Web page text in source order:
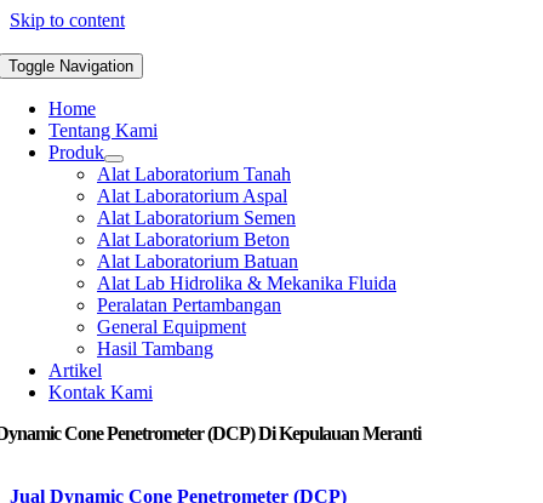
Skip to content
Toggle Navigation
Home
Tentang Kami
Produk
Alat Laboratorium Tanah
Alat Laboratorium Aspal
Alat Laboratorium Semen
Alat Laboratorium Beton
Alat Laboratorium Batuan
Alat Lab Hidrolika & Mekanika Fluida
Peralatan Pertambangan
General Equipment
Hasil Tambang
Artikel
Kontak Kami
Cone Penetrometer (DCP) Di Kepulauan Meranti
Jual Dynamic Cone Penetrometer (DCP)